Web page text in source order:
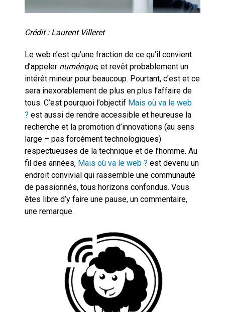
Crédit : Laurent Villeret
Le web n’est qu’une fraction de ce qu’il convient
d’appeler numérique, et revêt probablement un
intérêt mineur pour beaucoup. Pourtant, c’est et ce
sera inexorablement de plus en plus l’affaire de
tous. C’est pourquoi l’objectif Mais où va le web
? est aussi de rendre accessible et heureuse la
recherche et la promotion d’innovations (au sens
large – pas forcément technologiques)
respectueuses de la technique et de l’homme. Au
fil des années, Mais où va le web ? est devenu un
endroit convivial qui rassemble une communauté
de passionnés, tous horizons confondus. Vous
êtes libre d’y faire une pause, un commentaire,
une remarque.